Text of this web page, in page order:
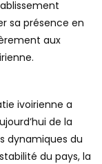
sa présence en
aux
ivoirienne a
de la
dynamiques du
du pays, la